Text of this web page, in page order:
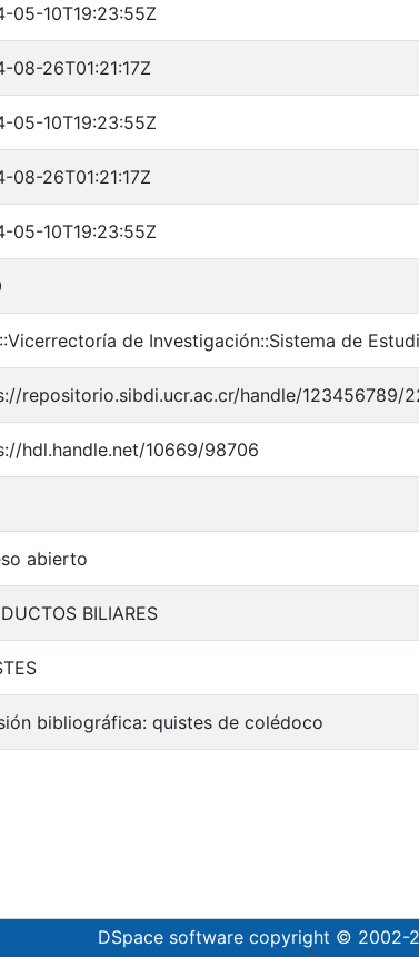
05-10T19:23:55Z
08-26T01:21:17Z
05-10T19:23:55Z
08-26T01:21:17Z
05-10T19:23:55Z
de Investigación::Sistema de
repositorio.sibdi.ucr.ac.cr/handle/123456789/
hdl.handle.net/10669/98706
abierto
BILIARES
bibliográfica: quistes de colédoco
DSpace softwarecopyright © 2002-